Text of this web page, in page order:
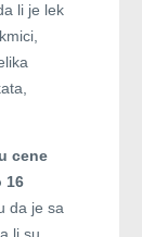
li je lek
cene
16
da je sa